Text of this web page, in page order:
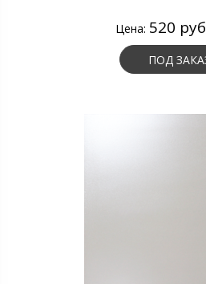
Цена: 520
ПОД